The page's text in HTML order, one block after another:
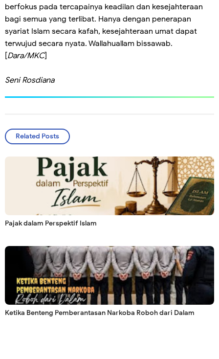
berfokus pada tercapainya keadilan dan kesejahteraan
bagi semua yang terlibat. Hanya dengan penerapan
syariat Islam secara kafah, kesejahteraan umat dapat
terwujud secara nyata. Wallahuallam bissawab.
[Dara/MKC]
Seni Rosdiana
Related Posts
Pajak dalam Perspektif Islam
Ketika Benteng Pemberantasan Narkoba Roboh dari Dalam